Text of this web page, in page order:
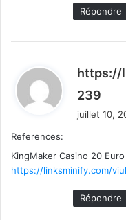
Répondre
https://
239
:
juillet 10,
References:
KingMaker Casino 20
https://linksminify.com/
Répondre